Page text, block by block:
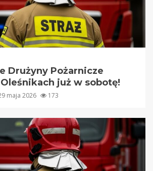
Drużyny Pożarnicze
już w sobotę!
maja 2026 173